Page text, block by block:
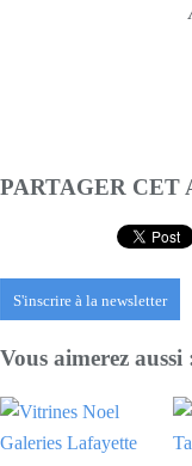
PARTAGER CET
S'inscrire à la newsletter
Vous aimerez aussi